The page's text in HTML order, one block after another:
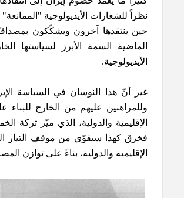
نظراً للشعارات الأيديولوجية
حين ينتقدها آخرون ويشكّكون
الماضية السمة الأبرز لسياستها
الأيديولوجية.
غير أنّ هذا النوسان في السياسة
وللمراهنين عليهم من الخارج للبناء
الإقليمية والدولية، الذي ميّز تركة
فخرق كهذا سيقوّي من موقف التيار
الإقليمية والدولية، بناءً على توازن